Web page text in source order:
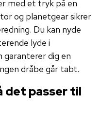
med et tryk på en
og planetgear sikrer
Du kan nyde
lyde i
garanterer dig en
dråbe går tabt.
det passer til